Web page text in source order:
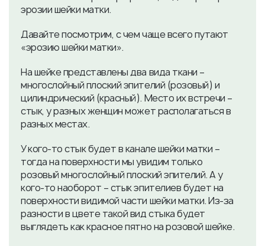
эрозии шейки матки.
Давайте посмотрим, с чем чаще всего путают
«эрозию шейки матки».
На шейке представлены два вида ткани –
многослойный плоский эпителий (розовый) и
цилиндрический (красный). Место их встречи –
стык, у разных женщин может располагаться в
разных местах.
У кого-то стык будет в канале шейки матки –
тогда на поверхности мы увидим только
розовый многослойный плоский эпителий. А у
кого-то наоборот – стык эпителиев будет на
поверхности видимой части шейки матки. Из-за
разности в цвете такой вид стыка будет
выглядеть как красное пятно на розовой шейке.